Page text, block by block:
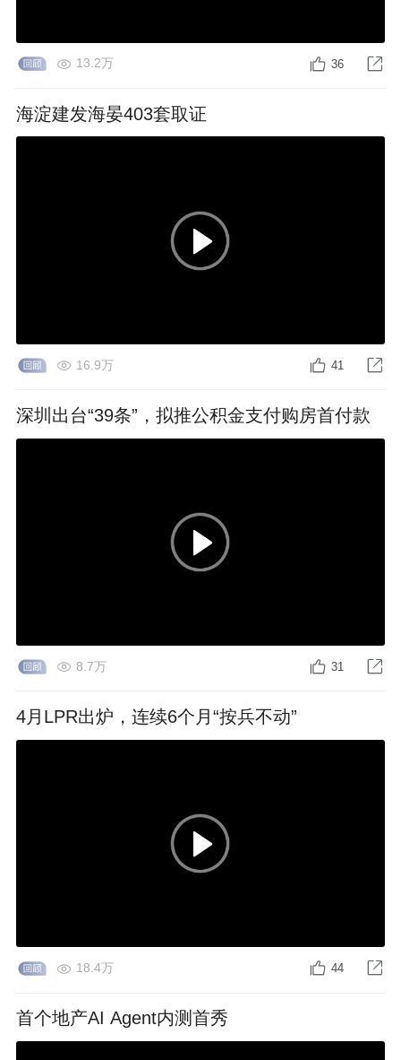
13.2万 36
海淀建发海晏403套取证
16.9万 41
深圳出台“39条”，拟推公积金支付购房首付款
8.7万 31
4月LPR出炉，连续6个月“按兵不动”
18.4万 44
首个地产AI Agent内测首秀